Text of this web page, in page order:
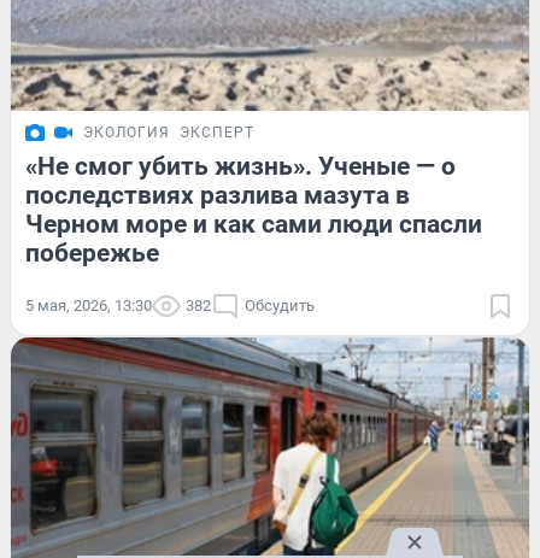
ЭКОЛОГИЯ ЭКСПЕРТ
«Не смог убить жизнь». Ученые — о
последствиях разлива мазута в
Черном море и как сами люди спасли
побережье
5 мая, 2026, 13:30 382 Обсудить